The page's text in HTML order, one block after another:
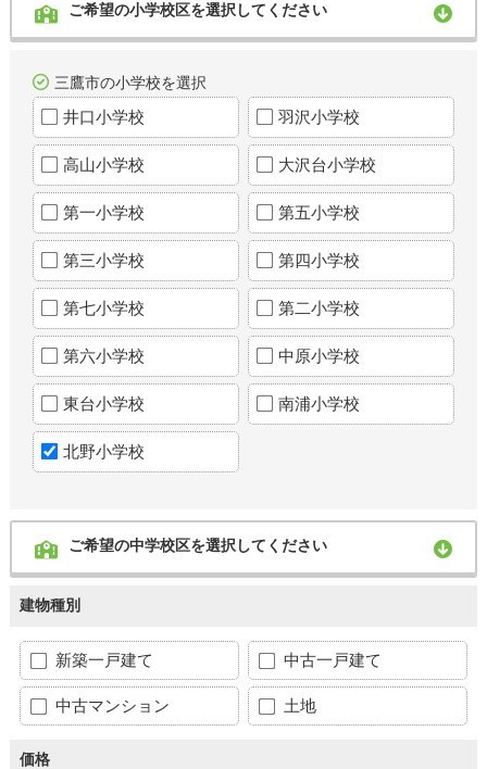
ご希望の小学校区を選択してください
三鷹市の小学校を選択
井口小学校 羽沢小学校
高山小学校 大沢台小学校
第一小学校 第五小学校
第三小学校 第四小学校
第七小学校 第二小学校
第六小学校 中原小学校
東台小学校 南浦小学校
北野小学校
ご希望の中学校区を選択してください
建物種別
新築一戸建て 中古一戸建て
中古マンション 土地
価格